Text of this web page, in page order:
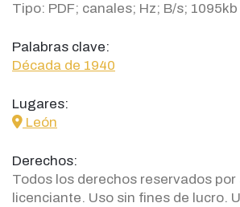
Tipo: PDF; canales; Hz; B/s; 1095kb
Palabras clave:
Década de 1940
Lugares:
icon
León
Derechos:
Todos los derechos reservados
licenciante. Uso sin fines de lucro.